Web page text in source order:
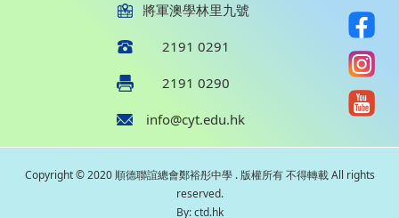
將軍澳學林里九號
2191 0291
2191 0290
info@cyt.edu.hk
Copyright © 2020 順德聯誼總會鄭裕彤中學 . 版權所有 不得轉載 All rights
reserved.
By: ctd.hk